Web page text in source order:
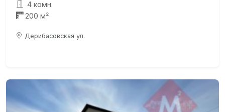
4 комн.
200 м²
Дерибасовская ул.